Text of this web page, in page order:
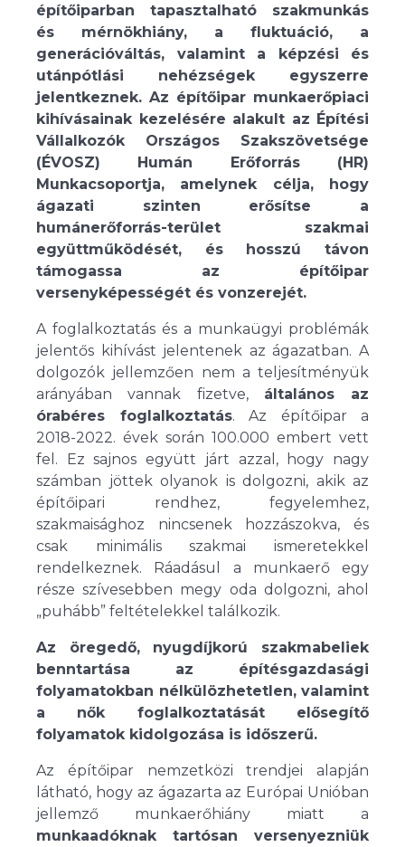
építőiparban tapasztalható szakmunkás
és mérnökhiány, a fluktuáció, a
generációváltás, valamint a képzési és
utánpótlási nehézségek egyszerre
jelentkeznek. Az építőipar munkaerőpiaci
kihívásainak kezelésére alakult az Építési
Vállalkozók Országos Szakszövetsége
(ÉVOSZ) Humán Erőforrás (HR)
Munkacsoportja, amelynek célja, hogy
ágazati szinten erősítse a
humánerőforrás-terület szakmai
együttműködését, és hosszú távon
támogassa az építőipar
versenyképességét és vonzerejét.
A foglalkoztatás és a munkaügyi problémák
jelentős kihívást jelentenek az ágazatban. A
dolgozók jellemzően nem a teljesítményük
arányában vannak fizetve, általános az
órabéres foglalkoztatás. Az építőipar a
2018-2022. évek során 100.000 embert vett
fel. Ez sajnos együtt járt azzal, hogy nagy
számban jöttek olyanok is dolgozni, akik az
építőipari rendhez, fegyelemhez,
szakmaisághoz nincsenek hozzászokva, és
csak minimális szakmai ismeretekkel
rendelkeznek. Ráadásul a munkaerő egy
része szívesebben megy oda dolgozni, ahol
„puhább” feltételekkel találkozik.
Az öregedő, nyugdíjkorú szakmabeliek
benntartása az építésgazdasági
folyamatokban nélkülözhetetlen, valamint
a nők foglalkoztatását elősegítő
folyamatok kidolgozása is időszerű.
Az építőipar nemzetközi trendjei alapján
látható, hogy az ágazarta az Európai Unióban
jellemző munkaerőhiány miatt a
munkaadóknak tartósan versenyezniük